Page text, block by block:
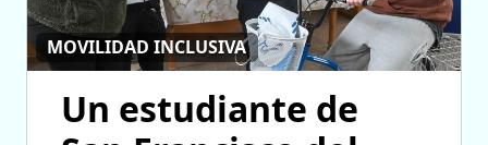
MOVILIDAD INCLUSIVA
Un estudiante de